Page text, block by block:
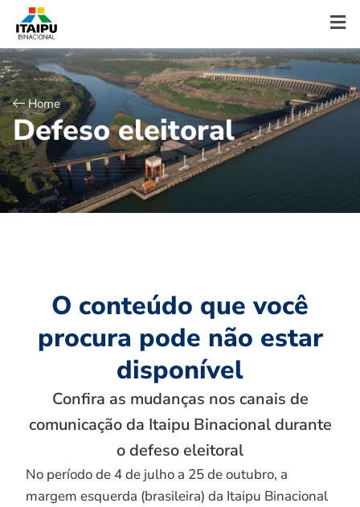
Home
Defeso eleitoral
O conteúdo que você
procura pode não estar
disponível
Confira as mudanças nos canais de
comunicação da Itaipu Binacional durante
o defeso eleitoral
No período de 4 de julho a 25 de outubro, a
margem esquerda (brasileira) da Itaipu Binacional